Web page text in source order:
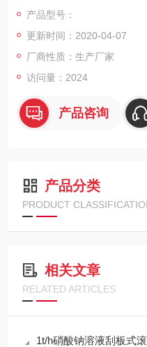
阀包括压力阀瓣和压力杆，
轴心线转动的压力转动块
产品型号：
更新时间：2020-04-07
厂商性质：生产厂家
访问量：2024
产品咨询
产品分类
PRODUCT
相关文章
RELATED ARTICLES
1t/h硝酸钠溶液刮板式